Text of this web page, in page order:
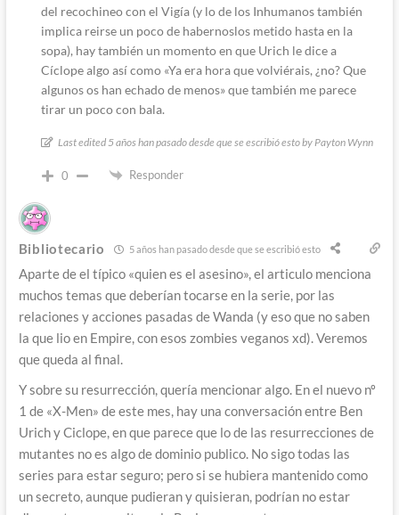
del recochineo con el Vigía (y lo de los Inhumanos también
implica reirse un poco de habernoslos metido hasta en la
sopa), hay también un momento en que Urich le dice a
Cíclope algo así como «Ya era hora que volviérais, ¿no? Que
algunos os han echado de menos» que también me parece
tirar un poco con bala.
Last edited 5 años han pasado desde que se escribió esto by Payton Wynn
0 Responder
Bibliotecario 5 años han pasado desde que se escribió esto
Aparte de el típico «quien es el asesino», el articulo menciona
muchos temas que deberían tocarse en la serie, por las
relaciones y acciones pasadas de Wanda (y eso que no saben
la que lio en Empire, con esos zombies veganos xd). Veremos
que queda al final.
Y sobre su resurrección, quería mencionar algo. En el nuevo nº
1 de «X-Men» de este mes, hay una conversación entre Ben
Urich y Ciclope, en que parece que lo de las resurrecciones de
mutantes no es algo de dominio publico. No sigo todas las
series para estar seguro; pero si se hubiera mantenido como
un secreto, aunque pudieran y quisieran, podrían no estar